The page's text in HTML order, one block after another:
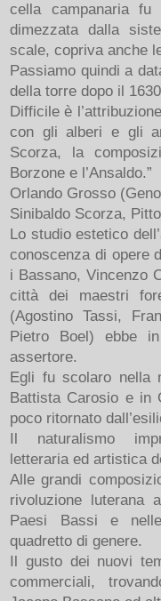
cella campanaria
dimezzata dalla
scale, copriva anche
Passiamo quindi a
della torre dopo il
Difficile è
con gli alberi e gli
Scorza, la
Borzone e l’Ansaldo.”
Orlando Grosso
Sinibaldo Scorza,
Lo studio estetico
conoscenza di opere
i Bassano, Vincenzo
città dei maestri
(Agostino Tassi,
Pietro Boel) ebbe
assertore.
Egli fu scolaro nella
Battista Carosio e in
poco ritornato
Il naturalismo
letteraria ed artistica
Alle grandi
rivoluzione luterana
Paesi Bassi e
quadretto di genere.
Il gusto dei nuovi
commerciali,